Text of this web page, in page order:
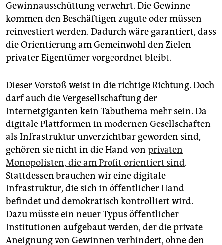
Gewinnausschüttung verwehrt. Die Gewinne
kommen den Beschäftigen zugute oder müssen
reinvestiert werden. Dadurch wäre garantiert, dass
die Orientierung am Gemeinwohl den Zielen
privater Eigentümer vorgeordnet bleibt.
Dieser Vorstoß weist in die richtige Richtung. Doch
darf auch die Vergesellschaftung der
Internetgiganten kein Tabuthema mehr sein. Da
digitale Plattformen in modernen Gesellschaften
als Infrastruktur unverzichtbar geworden sind,
gehören sie nicht in die Hand von privaten
Monopolisten, die am Profit orientiert sind.
Stattdessen brauchen wir eine digitale
Infrastruktur, die sich in öffentlicher Hand
befindet und demokratisch kontrolliert wird.
Dazu müsste ein neuer Typus öffentlicher
Institutionen aufgebaut werden, der die private
Aneignung von Gewinnen verhindert, ohne den